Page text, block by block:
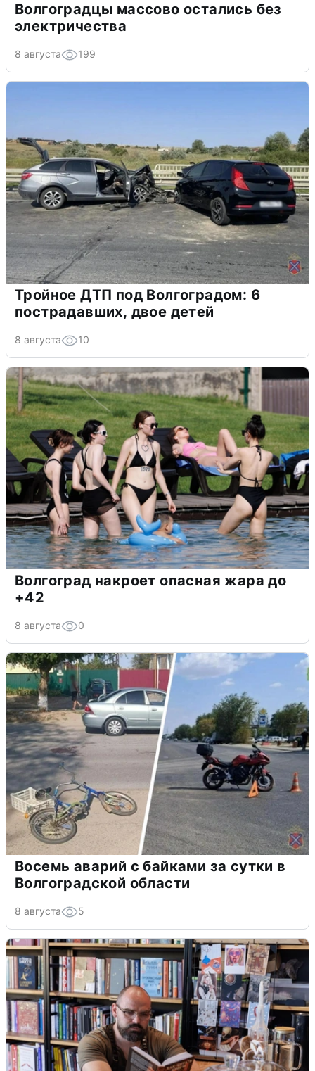
Волгоградцы массово остались без
электричества
8 августа 199
Тройное ДТП под Волгоградом: 6
пострадавших, двое детей
8 августа 10
Волгоград накроет опасная жара до
+42
8 августа 0
Восемь аварий с байками за сутки в
Волгоградской области
8 августа 5